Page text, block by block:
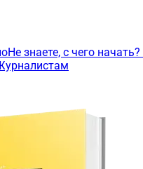
Не знаете, с чего начать?